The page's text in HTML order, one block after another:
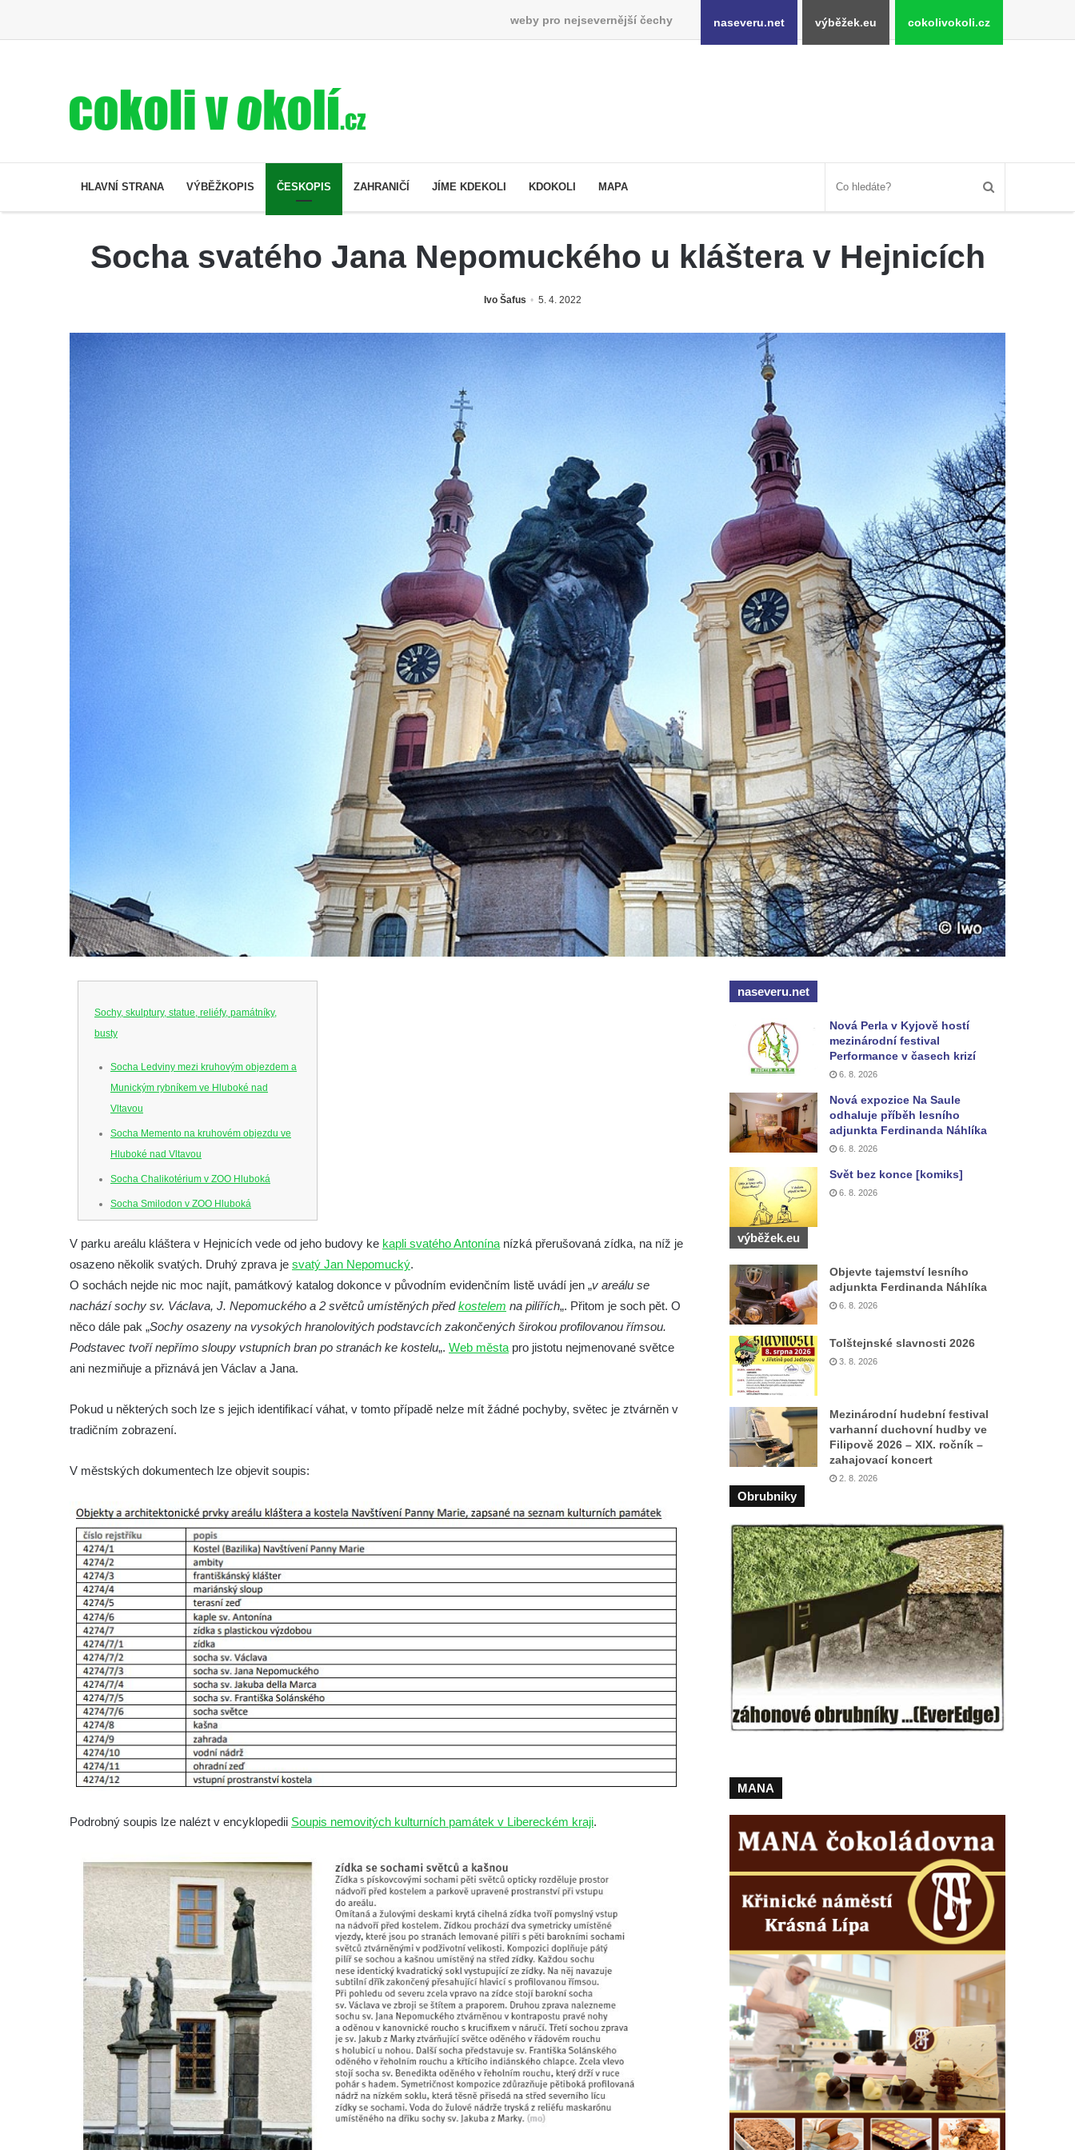
weby pro nejsevernější čechy naseveru.net výběžek.eu cokolivokoli.cz
HLAVNÍ STRANA VÝBĚŽKOPIS ČESKOPIS ZAHRANIČÍ JÍME KDEKOLI KDOKOLI MAPA
Socha svatého Jana Nepomuckého u kláštera v Hejnicích
Ivo Šafus 5. 4. 2022
Sochy, skulptury, statue, reliéfy, památníky,
busty
Socha Ledviny mezi kruhovým objezdem a
Munickým rybníkem ve Hluboké nad
Vltavou
Socha Memento na kruhovém objezdu ve
Hluboké nad Vltavou
Socha Chalikotérium v ZOO Hluboká
Socha Smilodon v ZOO Hluboká
Socha Koroun bezzubý v ZOO Hluboká
Socha Plejtvák obrovský v ZOO Hluboká
Socha Medvěd jeskynní v ZOO Hluboká
Socha Mamutí lebka v ZOO Hluboká
Socha Mamut srstnatý v ZOO Hluboká
Socha Orel v ZOO Hluboká
Socha Vydry si hrají v ZOO Hluboká
Socha Přátelství v ZOO Hluboká
Socha Lišky v ZOO Hluboká
Socha Vlčice s mládětem v ZOO Hluboká
Socha Rys číhající na srnu v ZOO Hluboká
Socha Orlice v ZOO Hluboká
Socha Tygr v ZOO Hluboká
Socha Želva v ZOO Hluboká
Socha Kozorožec horský v ZOO Hluboká
Socha Včela v ZOO Hluboká
Socha Housenka v ZOO Hluboká
Socha Nosorožík v ZOO Hluboká
Socha Rosomák v ZOO Hluboká
Socha Beruška v ZOO Hluboká
Socha Volavka v ZOO Hluboká
Lavička Kůň Převalského v ZOO Hluboká
Lysá nad Labem, barokní město Šporkovo
Socha Opičákovník v ZOO Hluboká
Socha Roháč v ZOO Hluboká
Socha Mystik v ZOO Hluboká
Reliéf Rodina a práce na budově záložny
čp. 69/1 v Českých Budějovicích
Socha Jana Valeria Jirsíka u Černé věže v
Českých Budějovicích
Socha Krista klesajícího pod křížem u
kostela svatého Mikuláše v Českých
Budějovicích
V parku areálu kláštera v Hejnicích vede od jeho budovy ke kapli svatého Antonína nízká přerušovaná zídka, na níž je
osazeno několik svatých. Druhý zprava je svatý Jan Nepomucký.
O sochách nejde nic moc najít, památkový katalog dokonce v původním evidenčním listě uvádí jen „v areálu se
nachází sochy sv. Václava, J. Nepomuckého a 2 světců umístěných předkostelem na pilířích„. Přitom je soch pět. O
něco dále pak „Sochy osazeny na vysokých hranolovitých podstavcích zakončených širokou profilovanou římsou.
Podstavec tvoří nepřímo sloupy vstupních bran po stranách ke kostelu„. Web města pro jistotu nejmenované světce
ani nezmiňuje a přiznává jen Václav a Jana.
Pokud u některých soch lze s jejich identifikací váhat, v tomto případě nelze mít žádné pochyby, světec je ztvárněn v
tradičním zobrazení.
V městských dokumentech lze objevit soupis:
Podrobný soupis lze nalézt v encyklopedii Soupis nemovitých kulturních památek v Libereckém kraji.
naseveru.net
Nová Perla v Kyjově hostí
mezinárodní festival
Performance v časech krizí
6. 8. 2026
Nová expozice Na Saule
odhaluje příběh lesního
adjunkta Ferdinanda Náhlíka
6. 8. 2026
Svět bez konce [komiks]
6. 8. 2026
výběžek.eu
Objevte tajemství lesního
adjunkta Ferdinanda Náhlíka
6. 8. 2026
Tolštejnské slavnosti 2026
3. 8. 2026
Mezinárodní hudební festival
varhanní duchovní hudby ve
Filipově 2026 – XIX. ročník –
zahajovací koncert
2. 8. 2026
Obrubniky
MANA